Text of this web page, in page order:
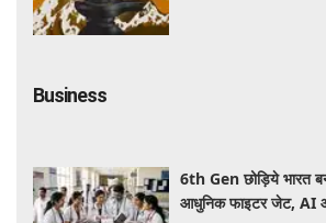
Business
6th Gen छोड़िये भारत
आधुनिक फाइटर जेट, AI